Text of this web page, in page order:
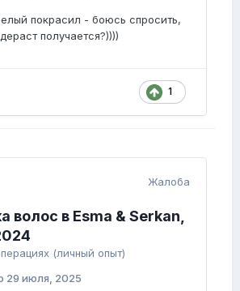
покрасил - боюсь спросить,
получается?))))
1
Жалоба
волос в Esma & Serkan,
(личный опыт)
29 июля, 2025